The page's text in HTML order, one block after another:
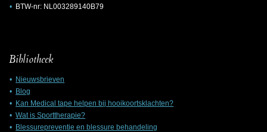
BTW-nr: NL003289140B79
Bibliotheek
Nieuwsbrieven
Blog
Kan Medical tape helpen bij hooikoortsklachten?
Wat is Sporttherapie?
Blessurepreventie en blessure behandeling